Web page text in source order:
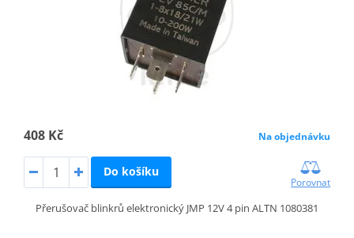
408 Kč Na objednávku
Do košíku
Porovnat
Přerušovač blinkrů elektronický JMP 12V 4 pin ALTN 1080381